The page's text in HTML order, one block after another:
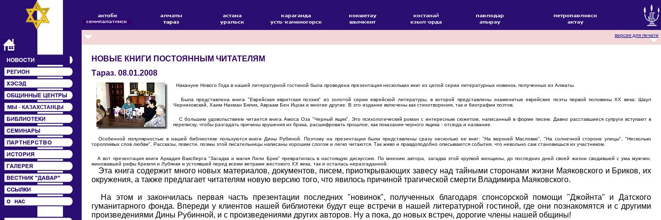
версия для печати
НОВЫЕ КНИГИ ПОСТОЯННЫМ ЧИТАТЕЛЯМ
Тараз. 08.01.2008
Накануне Нового Года в нашей литературной гостиной была проведена презентация нескольких книг из целой серии литературных новинок, полученных из Алматы.
Была представлена книга "Еврейская ивритская поэзия" из золотой серии еврейской литературы, в которой представлены знаменитые еврейские поэты первой половины XX века: Шаул
Черниховский, Хаим Нахман Бялик, Авраам Бен Ицхак и многие другие. В это издание включены как стихотворения, так и биографии поэтов.
С большим удовольствием читается книга Амоса Оза "Черный ящик". Это психологический роман с интересным сюжетом, написанный в форме писем. Давно расставшиеся супруги вступают в
переписку, чтобы разгадать причины крушения их брака, расшифровать прошлое, как показания черного ящика - отсюда и название.
Особенной популярностью в нашей библиотеке пользуются книги Дины Рубиной. Поэтому на презентации были представлены сразу несколько ее книг: "На верхней Масловке", "На солнечной стороне улицы", "Несколько
торопливых слов любви". Рассказы, повести, поэмы этой писательницы написаны хорошим слогом и легко читаются. Так живо и правдоподобно описываются события, что невольно сам становишься их участником.
А вот презентация книги Аркадия Ваксберга "Загадка и магия Лили Брик" превратилась в настоящую дискуссию. По мнению автора, загадка этой хрупкой женщины, до последних дней своей жизни сводившей с ума мужчин,
миновавшей рифы Кремля и Лубянки и устоявшей перед всеми ветрами жестокого XX века, так и осталась неразгаданной.
Эта книга содержит много новых материалов, документов, писем, приоткрывающих завесу над тайными сторонами жизни Маяковского и Бриков, их
окружения, а также предлагает читателям новую версию того, что явилось причиной трагической смерти Владимира Маяковского.
На этом и закончилась первая часть презентации последних "новинок", полученных благодаря спонсорской помощи "Джойнта" и Датского
гуманитарного фонда. Впереди у клиентов нашей библиотеки будут еще встречи в нашей литературной гостиной, где они познакомятся и с другими
произведениями Дины Рубинной, и с произведениями других авторов. Ну а пока, до новых встреч, дорогие члены нашей общины!